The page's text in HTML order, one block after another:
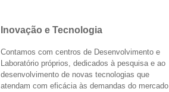
Inovação e Tecnologia
Contamos com centros de Desenvolvimento e
Laboratório próprios, dedicados à pesquisa e ao
desenvolvimento de novas tecnologias que
atendam com eficácia às demandas do mercado